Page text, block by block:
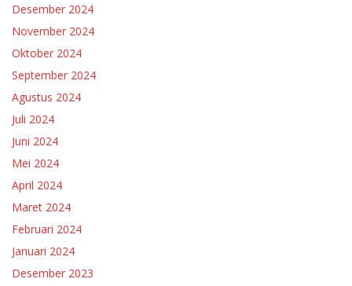
Desember 2024
November 2024
Oktober 2024
September 2024
Agustus 2024
Juli 2024
Juni 2024
Mei 2024
April 2024
Maret 2024
Februari 2024
Januari 2024
Desember 2023